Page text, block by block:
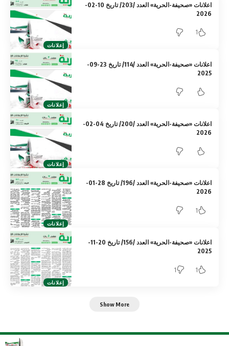
إعلانات
اعلانات «صحيفة-الحرية» العدد /203/ تاريخ 10-02-
2026
1
إعلانات
اعلانات «صحيفة-الحرية» العدد /114/ تاريخ 23-09-
2025
إعلانات
اعلانات «صحيفة-الحرية» العدد /200/ تاريخ 04-02-
2026
إعلانات
اعلانات «صحيفة-الحرية» العدد /196/ تاريخ 28-01-
2026
1
إعلانات
اعلانات «صحيفة-الحرية» العدد /156/ تاريخ 20-11-
2025
1
1
Show More